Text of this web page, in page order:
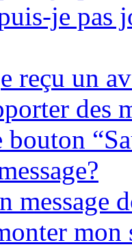
je pas
reçu un
des
message
mon